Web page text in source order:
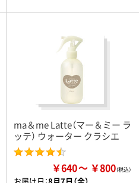
ma＆me Latte（マー＆ミー ラ
ッテ） ウォーター クラシエ
￥640 ￥800